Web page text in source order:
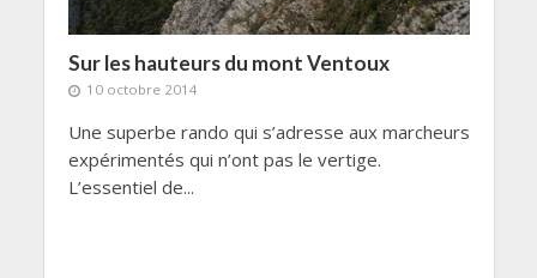
Sur les hauteurs du mont Ventoux
10 octobre 2014
Une superbe rando qui s’adresse aux marcheurs
expérimentés qui n’ont pas le vertige.
L’essentiel de...